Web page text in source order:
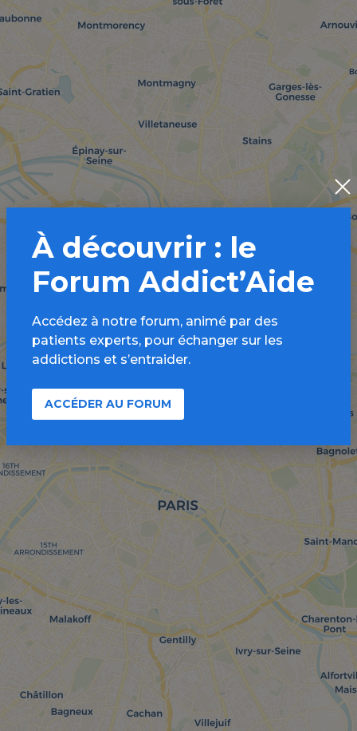
À découvrir : le
Forum Addict’Aide
Accédez à notre forum, animé par des
patients experts, pour échanger sur les
addictions et s’entraider.
ACCÉDER AU FORUM